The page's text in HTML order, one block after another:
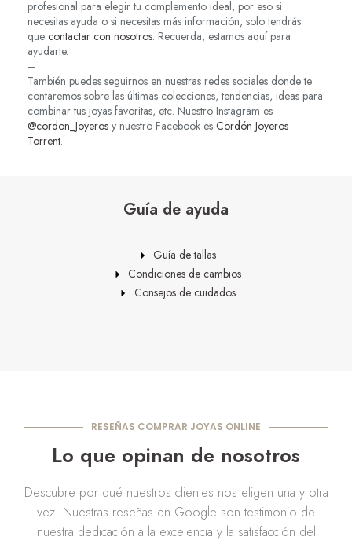
profesional para elegir tu complemento ideal, por eso si
necesitas ayuda o si necesitas más información, solo tendrás
que contactar con nosotros. Recuerda, estamos aquí para
ayudarte.
–
También puedes seguirnos en nuestras redes sociales donde te
contaremos sobre las últimas colecciones, tendencias, ideas para
combinar tus joyas favoritas, etc. Nuestro Instagram es
@cordon_Joyeros y nuestro Facebook es Cordón Joyeros
Torrent.
Guía de ayuda
Guía de tallas
Condiciones de cambios
Consejos de cuidados
RESEÑAS COMPRAR JOYAS ONLINE
Lo que opinan de nosotros
Descubre por qué nuestros clientes nos eligen una y otra
vez. Nuestras reseñas en Google son testimonio de
nuestra dedicación a la excelencia y la satisfacción del